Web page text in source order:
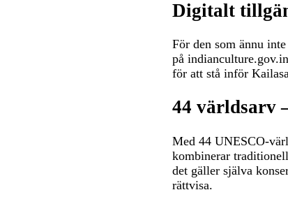
Digitalt
För den som ännu
på
för att stå inför
44 världsarv
Med 44 UNESCO-
kombinerar
det gäller själva
rättvisa.